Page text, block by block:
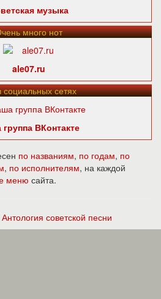
музыка
много нот
ale07.ru
сетях
ВКонтакте
по названиям, по годам, по
, по исполнителям, на каждой
меню сайта.
Антология советской песни